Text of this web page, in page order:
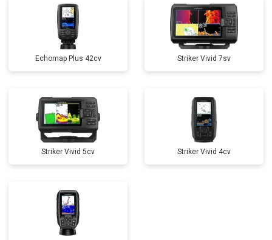
Echomap Plus 42cv Striker Vivid 7sv
Striker Vivid 5cv Striker Vivid 4cv